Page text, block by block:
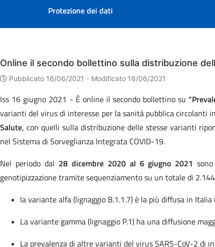
Protezione dei dati
Eventi
Online il secondo bollettino sulla distribuzione
Pubblicato 16/06/2021 - Modificato 16/06/2021
Iss 16 giugno 2021 - È online il secondo bollettino su
varianti del virus di interesse per la sanità pubblica circolanti
Salute, con quelli sulla distribuzione delle stesse varianti
nel Sistema di Sorveglianza Integrata COVID-19.
Nel periodo dal 28 dicembre 2020 al 6 giugno 2021
genotipizzazione tramite sequenziamento su un totale di
la variante alfa (lignaggio B.1.1.7) è la più diffusa in Italia
La variante gamma (lignaggio P.1) ha una diffusione
La prevalenza di altre varianti del virus SARS-CoV-2 di